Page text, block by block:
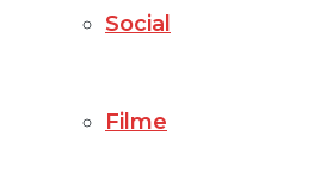
Social
Filme